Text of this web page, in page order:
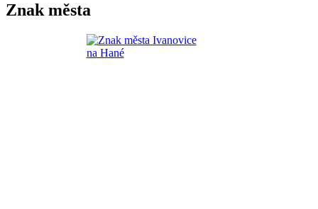
Znak města